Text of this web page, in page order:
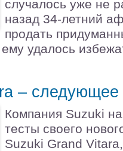
случалось уже не
назад 34-летний
продать
удалось
– следующее
Компания Suzuki
тесты своего
Suzuki Grand